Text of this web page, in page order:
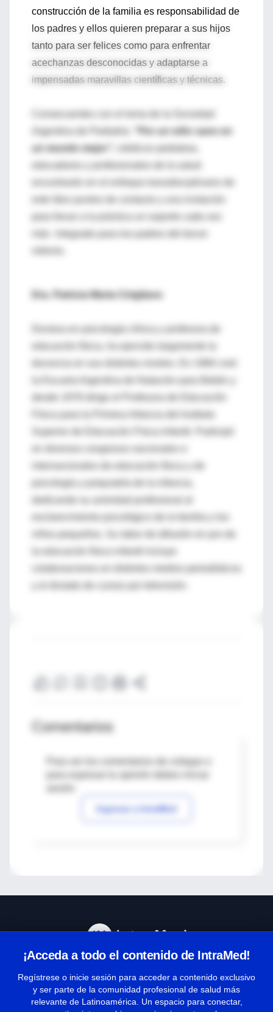
construcción de la familia es responsabilidad de
los padres y ellos quieren preparar a sus hijos
tanto para ser felices como para enfrentar
acechanzas desconocidas y adaptarse a
impensadas maravillas científicas y técnicas.
Argentina de Pediatría:
"Por un niño sano en
un mundo mejor",
encontrarán en el enfoque transdisciplinario de
más integrado para los padres del tercer
Dra. Patricia Marta Cirigliano
Doctora en psicología clínica y profesora de
educación física, ha ejercido largamente la
la Escuela Argentina de Natación para Bebés y
desde 1978 dirige el Profesora de Educación
Superior de Educación Física Infantil. Participó
en diversos congresos nacionales e
psicología y psiquiatría de la infancia,
esclarecimiento psicológico de la familia y los
niños pequeños. Su labor de difusión en pro de
Comentarios
Para ver los comentarios de colegas o
Ingresar a IntraMed
¡Acceda a todo el contenido de IntraMed!
Regístrese o inicie sesión para acceder a contenido exclusivo
y ser parte de la comunidad profesional de salud más
relevante de Latinoamérica. Un espacio para conectar,
Términos y condiciones